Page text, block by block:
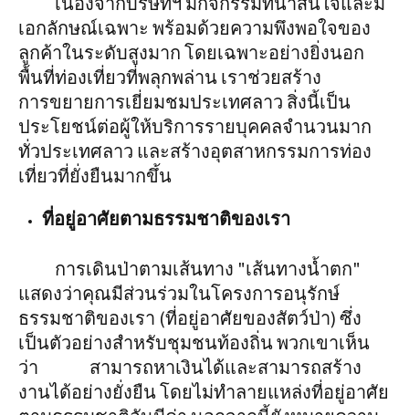
เอกลักษณ์เฉพาะ พร้อมด้วยความพึงพอใจของ
ลูกค้าในระดับสูงมาก โดยเฉพาะอย่างยิ่งนอก
พื้นที่ท่องเที่ยวที่พลุกพล่าน เราช่วยสร้าง
การขยายการเยี่ยมชมประเทศลาว สิ่งนี้เป็น
ประโยชน์ต่อผู้ให้บริการรายบุคคลจำนวนมาก
ทั่วประเทศลาว และสร้างอุตสาหกรรมการท่อง
เที่ยวที่ยั่งยืนมากขึ้น
ที่อยู่อาศัยตามธรรมชาติของเรา
การเดินป่าตามเส้นทาง "เส้นทางน้ำตก"
แสดงว่าคุณมีส่วนร่วมในโครงการอนุรักษ์
ธรรมชาติของเรา (ที่อยู่อาศัยของสัตว์ป่า) ซึ่ง
เป็นตัวอย่างสำหรับชุมชนท้องถิ่น พวกเขาเห็น
ว่า สามารถหาเงินได้และสามารถสร้าง
งานได้อย่างยั่งยืน โดยไม่ทำลายแหล่งที่อยู่อาศัย